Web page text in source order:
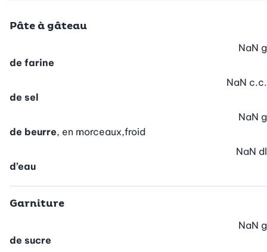
Pâte à gâteau
de farine
NaN g
de sel
NaN c.c.
de beurre, en morceaux,froid
NaN g
d’eau
NaN dl
Garniture
de sucre
NaN g